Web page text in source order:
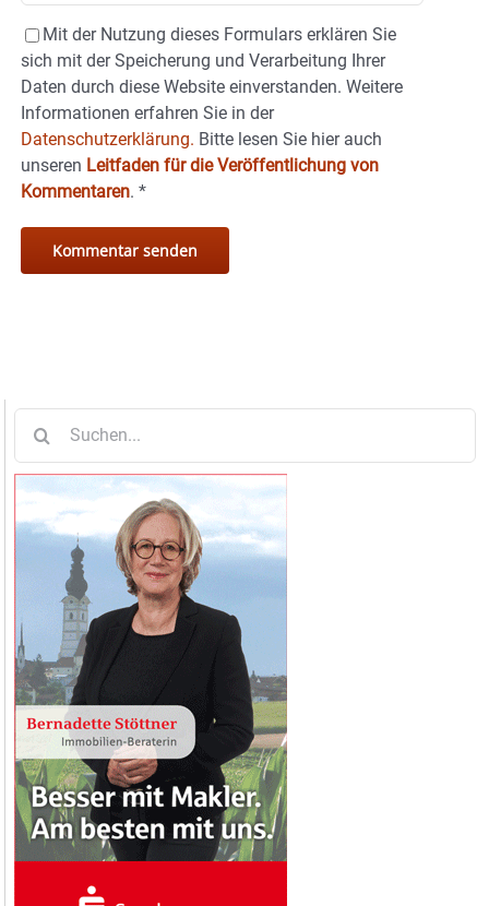
Mit der Nutzung dieses Formulars erklären Sie
sich mit der Speicherung und Verarbeitung Ihrer
Daten durch diese Website einverstanden. Weitere
Informationen erfahren Sie in der
Datenschutzerklärung. Bitte lesen Sie hier auch
unseren Leitfaden für die Veröffentlichung von
Kommentaren. *
nach: